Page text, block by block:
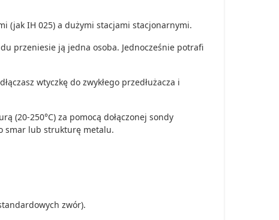
(jak IH 025) a dużymi stacjami stacjonarnymi.
przeniesie ją jedna osoba. Jednocześnie potrafi
wtyczkę do zwykłego przedłużacza i
(20-250°C) za pomocą dołączonej sondy
smar lub strukturę metalu.
zwór).